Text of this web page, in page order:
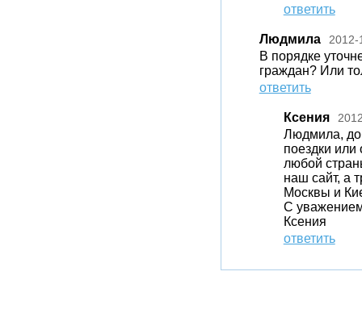
ответить
Людмила 2012-
В порядке
граждан? Или
ответить
Ксения
Людмила,
поездки
любой
наш сайт, а
Москвы и
С
Ксения
ответить